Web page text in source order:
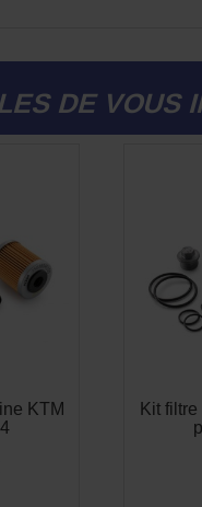
DE VOUS
KTM
Kit